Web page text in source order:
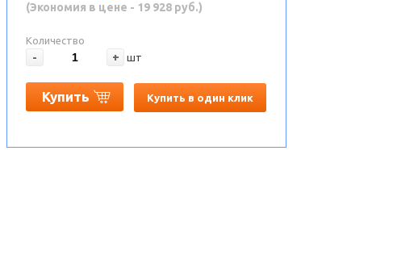
(Экономия в цене - 19 928 руб.)
Количество
- + шт
Купить Купить в один клик